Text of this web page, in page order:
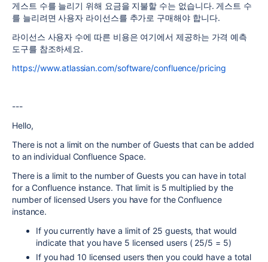
게스트 수를 늘리기 위해 요금을 지불할 수는 없습니다. 게스트 수
를 늘리려면 사용자 라이선스를 추가로 구매해야 합니다.
라이선스 사용자 수에 따른 비용은 여기에서 제공하는 가격 예측
도구를 참조하세요.
https://www.atlassian.com/software/confluence/pricing
---
Hello,
There is not a limit on the number of Guests that can be added
to an individual Confluence Space.
There is a limit to the number of Guests you can have in total
for a Confluence instance. That limit is 5 multiplied by the
number of licensed Users you have for the Confluence
instance.
If you currently have a limit of 25 guests, that would
indicate that you have 5 licensed users ( 25/5 = 5)
If you had 10 licensed users then you could have a total